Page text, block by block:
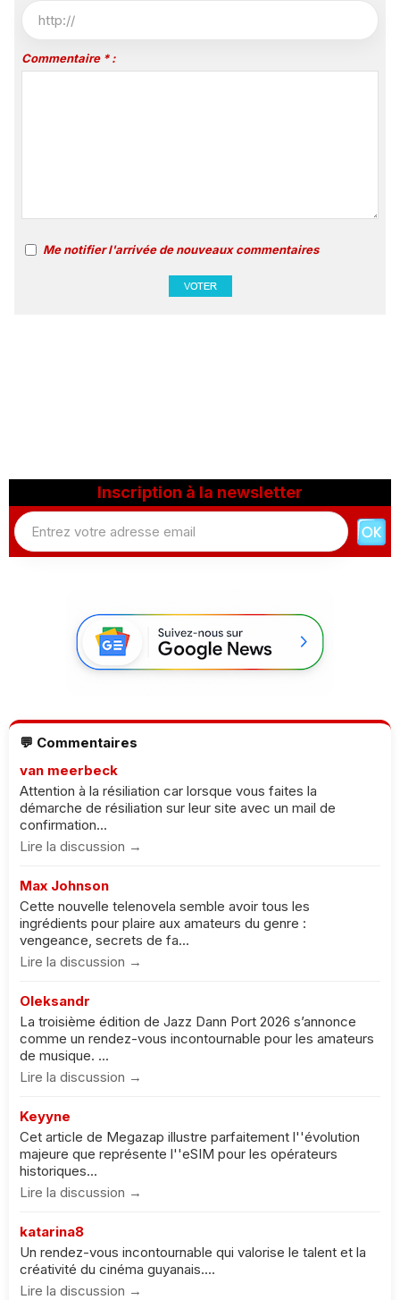
Commentaire * :
Me notifier l'arrivée de nouveaux commentaires
Inscription à la newsletter
💬 Commentaires
van meerbeck
Attention à la résiliation car lorsque vous faites la
démarche de résiliation sur leur site avec un mail de
confirmation...
Lire la discussion →
Max Johnson
Cette nouvelle telenovela semble avoir tous les
ingrédients pour plaire aux amateurs du genre :
vengeance, secrets de fa...
Lire la discussion →
Oleksandr
La troisième édition de Jazz Dann Port 2026 s’annonce
comme un rendez-vous incontournable pour les amateurs
de musique. ...
Lire la discussion →
Keyyne
Cet article de Megazap illustre parfaitement l''évolution
majeure que représente l''eSIM pour les opérateurs
historiques...
Lire la discussion →
katarina8
Un rendez-vous incontournable qui valorise le talent et la
créativité du cinéma guyanais....
Lire la discussion →